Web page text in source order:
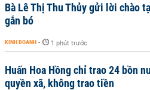
Bà Lê Thị Thu Thủy gửi lời chào
gắn bó
KINH DOANH - 1 phút trước
Huấn Hoa Hồng chỉ trao 24 bồn
quyền xã, không trao tiền